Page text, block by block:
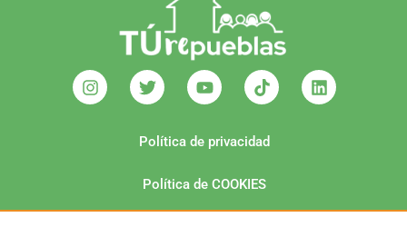
Política de privacidad
Política de COOKIES